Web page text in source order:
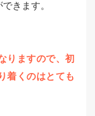
きます。
りますので、初
着くのはとても